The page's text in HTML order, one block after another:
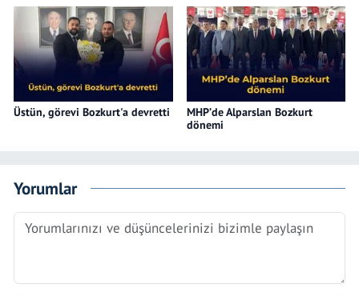
Üstün, görevi Bozkurt'a devretti
MHP’de Alparslan Bozkurt
dönemi
Yorumlar